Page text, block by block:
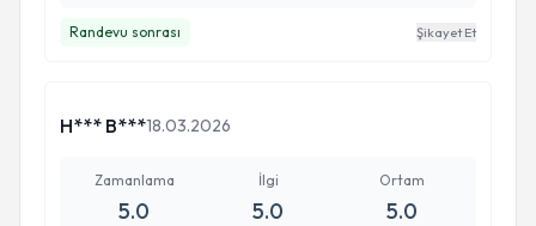
Randevu sonrası Şikayet Et
H*** B***18.03.2026
Zamanlama
5.0
İlgi
5.0
Ortam
5.0